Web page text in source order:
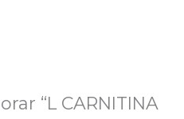
“L CARNITINA